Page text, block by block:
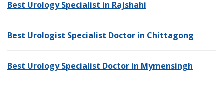
Best Urology Specialist in Rajshahi
Best Urologist Specialist Doctor in Chittagong
Best Urology Specialist Doctor in Mymensingh